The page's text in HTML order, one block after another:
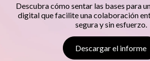
Descubra cómo sentar las bases para
digital que facilite una colaboración
segura y sin esfuerzo.
Descargar el informe